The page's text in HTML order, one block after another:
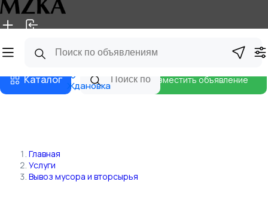
Главная Магазины
Каталог Ждановка
Разместить объявление
Главная
Услуги
Вывоз мусора и вторсырья